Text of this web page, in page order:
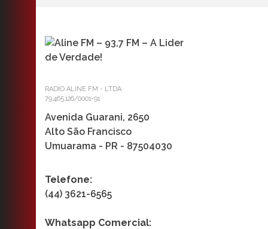
RADIO ALINE FM - LTDA
79.465.126/0001-91
Avenida Guarani, 2650
Alto São Francisco
Umuarama - PR - 87504030
Telefone:
(44) 3621-6565
Whatsapp Comercial: